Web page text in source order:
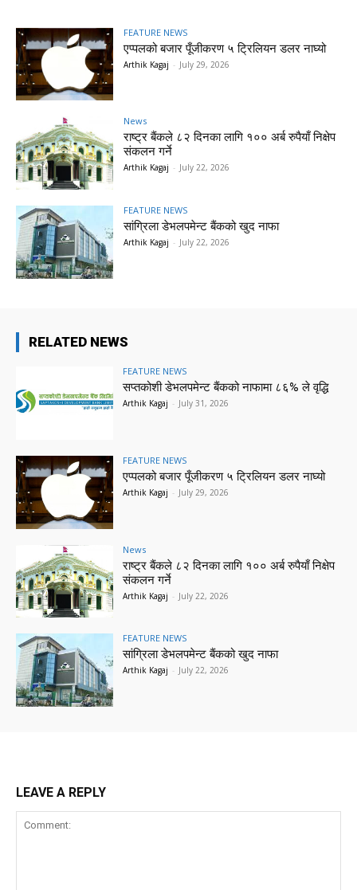
FEATURE NEWS
एप्पलको बजार पूँजीकरण ५ ट्रिलियन डलर नाघ्यो
Arthik Kagaj - July 29, 2026
News
राष्ट्र बैंकले ८२ दिनका लागि १०० अर्ब रुपैयाँ निक्षेप
संकलन गर्ने
Arthik Kagaj - July 22, 2026
FEATURE NEWS
सांग्रिला डेभलपमेन्ट बैंकको खुद नाफा
Arthik Kagaj - July 22, 2026
RELATED NEWS
FEATURE NEWS
सप्तकोशी डेभलपमेन्ट बैंकको नाफामा ८६% ले वृद्धि
Arthik Kagaj - July 31, 2026
FEATURE NEWS
एप्पलको बजार पूँजीकरण ५ ट्रिलियन डलर नाघ्यो
Arthik Kagaj - July 29, 2026
News
राष्ट्र बैंकले ८२ दिनका लागि १०० अर्ब रुपैयाँ निक्षेप
संकलन गर्ने
Arthik Kagaj - July 22, 2026
FEATURE NEWS
सांग्रिला डेभलपमेन्ट बैंकको खुद नाफा
Arthik Kagaj - July 22, 2026
LEAVE A REPLY